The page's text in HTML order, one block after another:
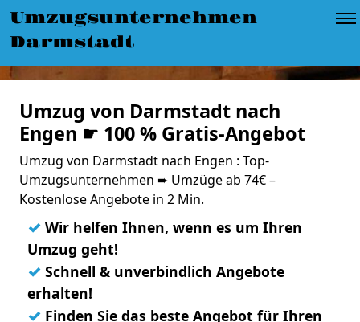
Umzugsunternehmen
Darmstadt
Umzug von Darmstadt nach
Engen ☛ 100 % Gratis-Angebot
Umzug von Darmstadt nach Engen : Top-
Umzugsunternehmen ➨ Umzüge ab 74€ –
Kostenlose Angebote in 2 Min.
✓ Wir helfen Ihnen, wenn es um Ihren
Umzug geht!
✓ Schnell & unverbindlich Angebote
erhalten!
✓ Finden Sie das beste Angebot für Ihren